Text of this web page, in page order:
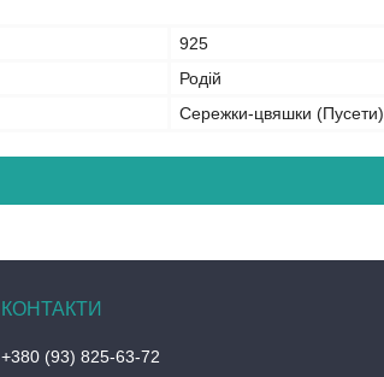
925
Родій
Сережки-цвяшки (Пусети)
+380 (93) 825-63-72